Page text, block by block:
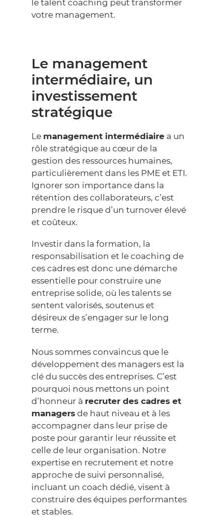
le talent coaching peut transformer
votre management.
Le management
intermédiaire, un
investissement
stratégique
Le management intermédiaire a un
rôle stratégique au cœur de la
gestion des ressources humaines,
particulièrement dans les PME et ETI.
Ignorer son importance dans la
rétention des collaborateurs, c’est
prendre le risque d’un turnover élevé
et coûteux.
Investir dans la formation, la
responsabilisation et le coaching de
ces cadres est donc une démarche
essentielle pour construire une
entreprise solide, où les talents se
sentent valorisés, soutenus et
désireux de s’engager sur le long
terme.
Nous sommes convaincus que le
développement des managers est la
clé du succès des entreprises. C’est
pourquoi nous mettons un point
d’honneur à recruter des cadres et
managers de haut niveau et à les
accompagner dans leur prise de
poste pour garantir leur réussite et
celle de leur organisation. Notre
expertise en recrutement et notre
approche de suivi personnalisé,
incluant un coach dédié, visent à
construire des équipes performantes
et stables.